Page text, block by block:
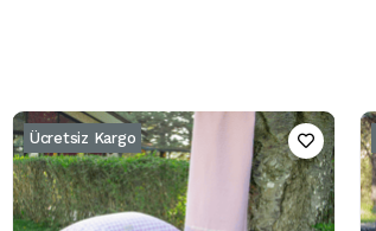
Ücretsiz Kargo